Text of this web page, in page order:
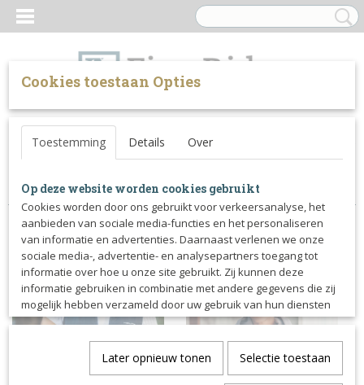
Inloggen Registreren UW WINKELWAGEN
Home>Ruiter
Cookies toestaan Opties
Toestemming Details Over
Op deze website worden cookies gebruikt
Cookies worden door ons gebruikt voor verkeersanalyse, het
aanbieden van sociale media-functies en het personaliseren
van informatie en advertenties. Daarnaast verlenen we onze
sociale media-, advertentie- en analysepartners toegang tot
informatie over hoe u onze site gebruikt. Zij kunnen deze
informatie gebruiken in combinatie met andere gegevens die zij
mogelijk hebben verzameld door uw gebruik van hun diensten
of die u hen hebt verstrekt.
Later opnieuw tonen Selectie toestaan